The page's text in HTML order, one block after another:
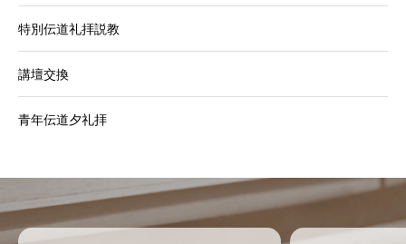
特別伝道礼拝説教
講壇交換
青年伝道夕礼拝